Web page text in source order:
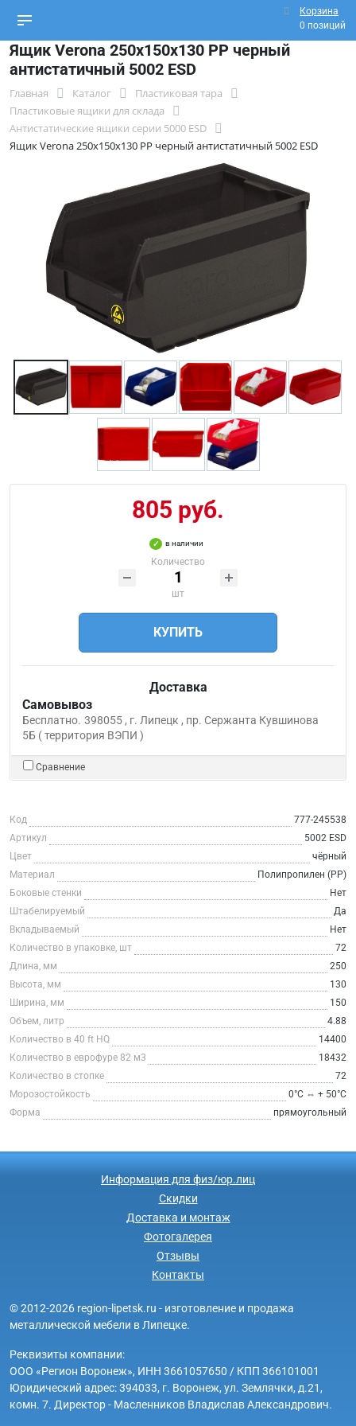
Корзина
0 позиций
Ящик Verona 250х150х130 PP черный
антистатичный 5002 ESD
Главная Каталог
Пластиковая тара
Пластиковые ящики для склада
Антистатические ящики серии 5000 ESD
Ящик Verona 250х150х130 PP черный антистатичный 5002 ESD
805 руб.
в наличии
Количество
шт
КУПИТЬ
Доставка
Самовывоз
Бесплатно. 398055 , г. Липецк , пр. Сержанта Кувшинова
5Б ( территория ВЭПИ )
Сравнение
Код
777-245538
Артикул
5002 ESD
Цвет
чёрный
Материал
Полипропилен (PP)
Боковые стенки
Нет
Штабелируемый
Да
Вкладываемый
Нет
Количество в упаковке, шт
72
Длина, мм
250
Высота, мм
130
Ширина, мм
150
Объем, литр
4.88
Количество в 40 ft HQ
14400
Количество в еврофуре 82 м3
18432
Количество в стопке
72
Морозостойкость
0°С ⇔ + 50°С
Форма
прямоугольный
Информация для физ/юр.лиц
Скидки
Доставка и монтаж
Фотогалерея
Отзывы
Контакты
© 2012-2026 region-lipetsk.ru - изготовление и продажа
металлической мебели в Липецке.
Реквизиты компании:
ООО «Регион Воронеж», ИНН 3661057650 / КПП 366101001
Юридический адрес: 394033, г. Воронеж, ул. Землячки, д.21,
комн. 7. Директор - Масленников Владислав Александрович.